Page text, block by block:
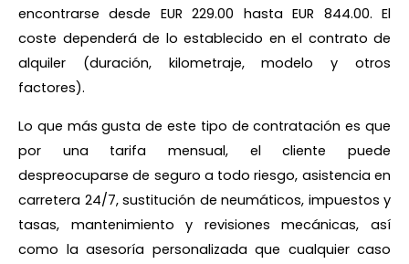
encontrarse desde EUR 229.00 hasta EUR 844.00. El
coste dependerá de lo establecido en el contrato de
alquiler (duración, kilometraje, modelo y otros
factores).
Lo que más gusta de este tipo de contratación es que
por una tarifa mensual, el cliente puede
despreocuparse de seguro a todo riesgo, asistencia en
carretera 24/7, sustitución de neumáticos, impuestos y
tasas, mantenimiento y revisiones mecánicas, así
como la asesoría personalizada que cualquier caso